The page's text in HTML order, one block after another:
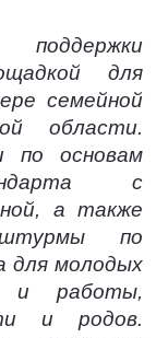
для
семейной
области.
по основам
с
а также
штурмы по
для молодых
и работы,
и родов.